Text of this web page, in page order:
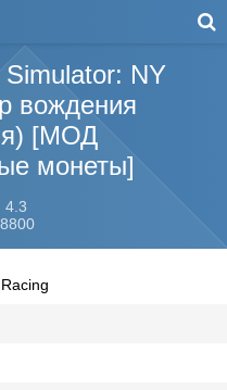
NY
вождения
[МОД
монеты]
4.3